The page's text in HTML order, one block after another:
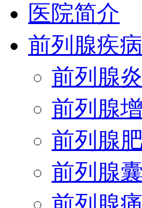
医院简介
前列腺疾病
前列腺炎
前列腺
前列腺
前列腺